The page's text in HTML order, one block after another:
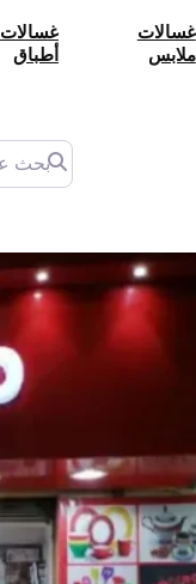
غسالات
ملابس
غسالات
أطباق
بحث عن